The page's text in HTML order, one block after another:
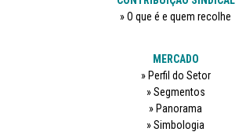
O que é e quem recolhe
MERCADO
Perfil do Setor
Segmentos
Panorama
Simbologia